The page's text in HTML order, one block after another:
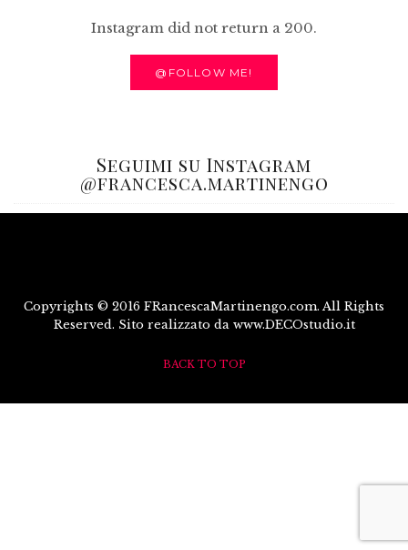
Instagram did not return a 200.
@FOLLOW ME!
Seguimi su Instagram
@francesca.martinengo
Copyrights © 2016 FRancescaMartinengo.com. All Rights
Reserved. Sito realizzato da www.DECOstudio.it
BACK TO TOP